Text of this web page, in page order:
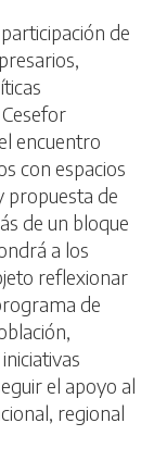
de
encuentro
con espacios
propuesta de
de un bloque
a los
reflexionar
de
el apoyo al
regional